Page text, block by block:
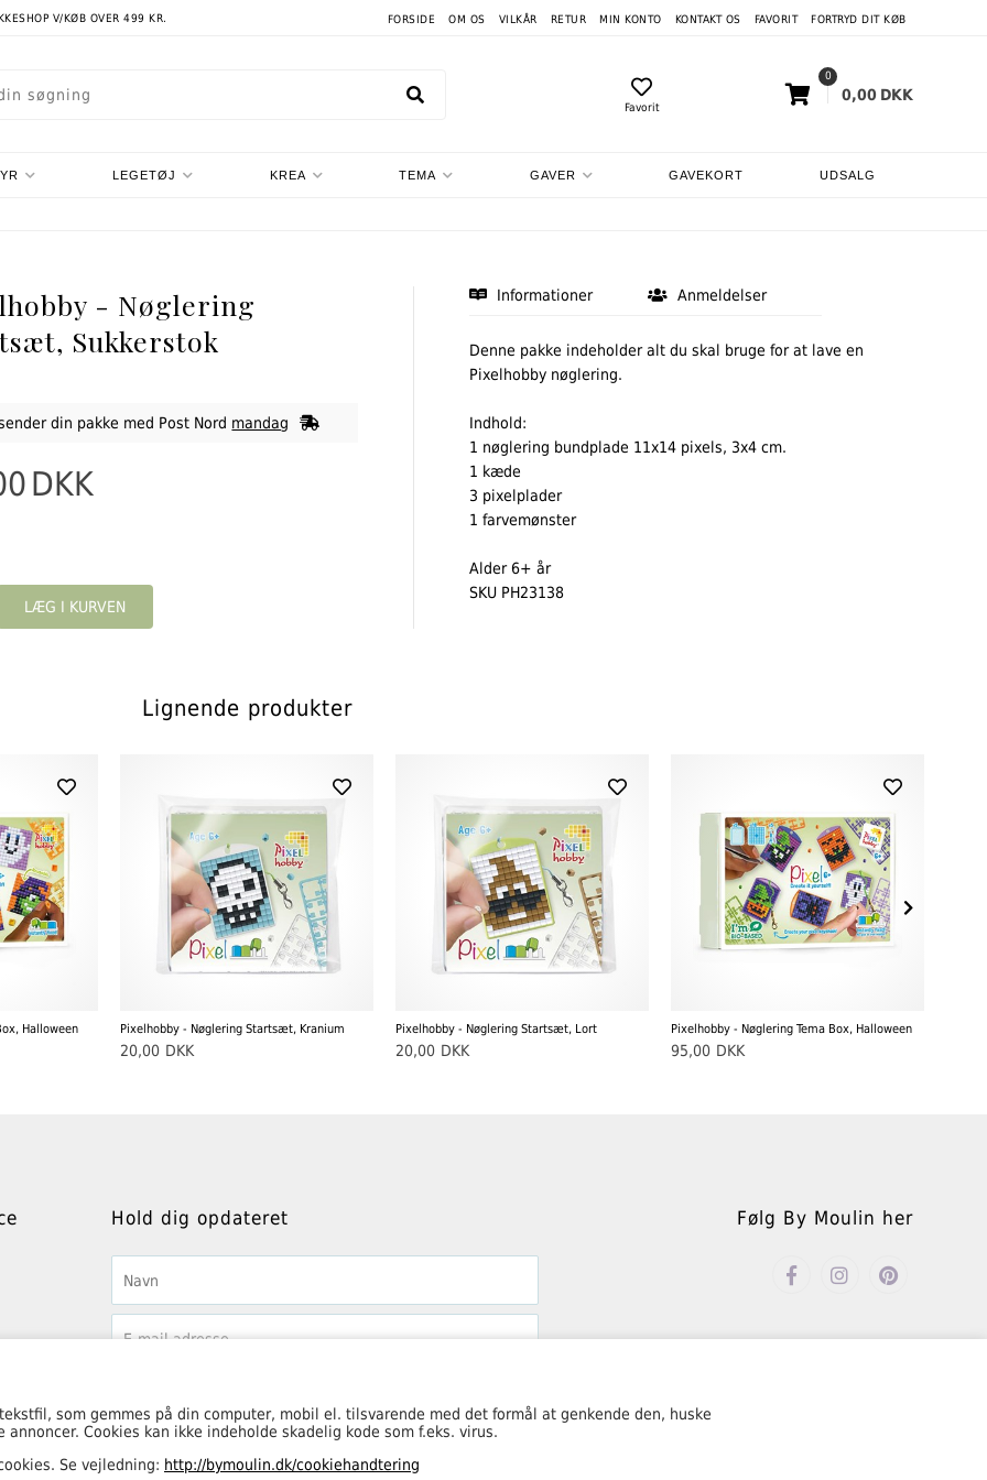
som gemmes på din computer, mobil el. tilsvarende med det formål at genkende den, huske
Cookies kan ikke indeholde skadelig kode som f.eks. virus.
Se vejledning: http://bymoulin.dk/cookiehandtering
V/KØB OVER 499 KR. FORSIDE OM OS VILKÅR RETUR MIN KONTO KONTAKT OS FAVORIT FORTRYD DIT KØB
Favorit
0
0,00 DKK
LEGETØJ KREA TEMA GAVER GAVEKORT UDSALG
- Nøglering
Sukkerstok
din pakke med Post Nord mandag
DKK
Informationer Anmeldelser
Denne pakke indeholder alt du skal bruge for at lave en
Pixelhobby nøglering.
Indhold:
1 nøglering bundplade 11x14 pixels, 3x4 cm.
1 kæde
3 pixelplader
1 farvemønster
Alder 6+ år
SKU PH23138
Lignende produkter
Halloween Pixelhobby - Nøglering Startsæt, Kranium
20,00 DKK
Pixelhobby - Nøglering Startsæt, Lort
20,00 DKK
Pixelhobby - Nøglering Tema Box, Halloween
95,00 DKK
Hold dig opdateret Følg By Moulin her